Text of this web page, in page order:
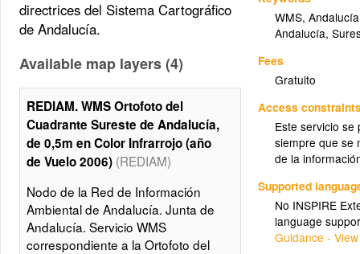
WMS,Andalucía
Andalucía,
Fees
Gratuito
Access
Este servicio
siempre que se
de la
Supported
No INSPIRE
language
Guidance -
directrices del Sistema Cartográfico
de Andalucía.
Available map layers (4)
REDIAM. WMS Ortofoto del
Cuadrante Sureste de Andalucía,
de 0,5m en Color Infrarrojo (año
de Vuelo 2006) (REDIAM)
Nodo de la Red de Información
Ambiental de Andalucía. Junta de
Andalucía. Servicio WMS
correspondiente a la Ortofoto del